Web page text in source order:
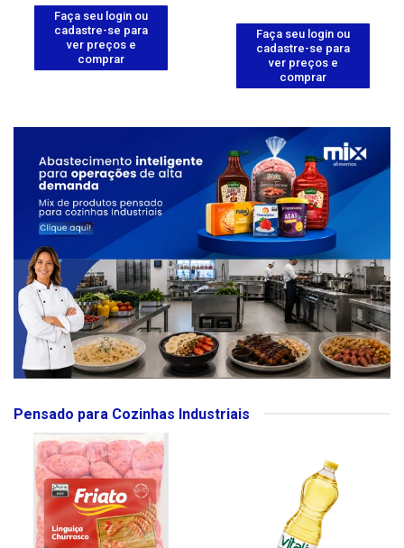
Faça seu login ou
cadastre-se para
ver preços e
comprar
Faça seu login ou
cadastre-se para
ver preços e
comprar
Pensado para Cozinhas Industriais